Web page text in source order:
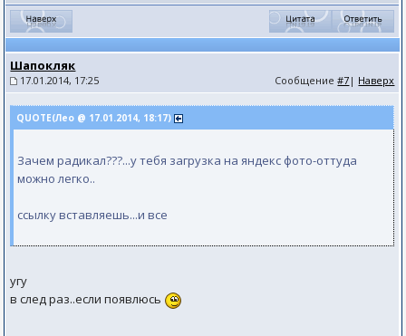
Шапокляк
17.01.2014, 17:25 Сообщение#7 | Наверх
QUOTE(Лео @ 17.01.2014, 18:17)
Зачем радикал???...у тебя загрузка на яндекс фото-оттуда
можно легко..
ссылку вставляешь...и все
угу
в след раз..если появлюсь